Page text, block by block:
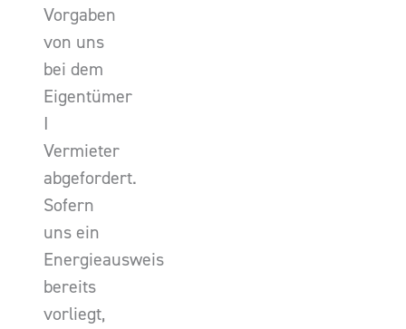
Vorgaben
von uns
bei dem
Eigentümer
I
Vermieter
abgefordert.
Sofern
uns ein
Energieausweis
bereits
vorliegt,